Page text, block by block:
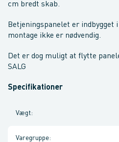
cm bredt skab.
Betjeningspanelet er indbygget
montage ikke er nødvendig.
Det er dog muligt at flytte
SALG
Specifikationer
Vægt:
Varegruppe: